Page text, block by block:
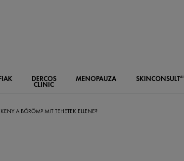
DERCOS
CLINIC
MENOPAUZA SKINCONSULTAI
A BŐRÖM? MIT TEHETEK ELLENE?